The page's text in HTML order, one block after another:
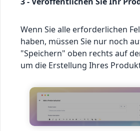
Wenn Sie alle erforderlichen
haben, müssen Sie nur noch
"Speichern" oben rechts auf
um die Erstellung Ihres